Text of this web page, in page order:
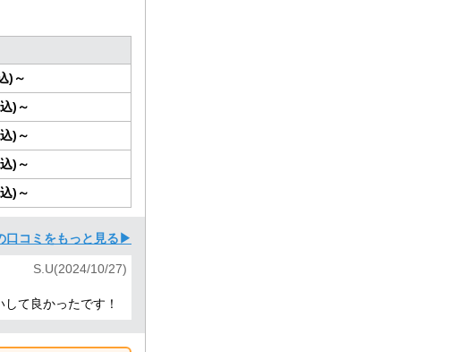
)～
)～
)～
)～
)～
口コミをもっと見る▶
S.U(2024/10/27)
て良かったです！